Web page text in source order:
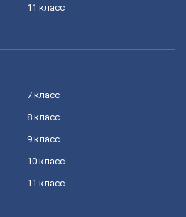
11 класс
7 класс
8 класс
9 класс
10 класс
11 класс